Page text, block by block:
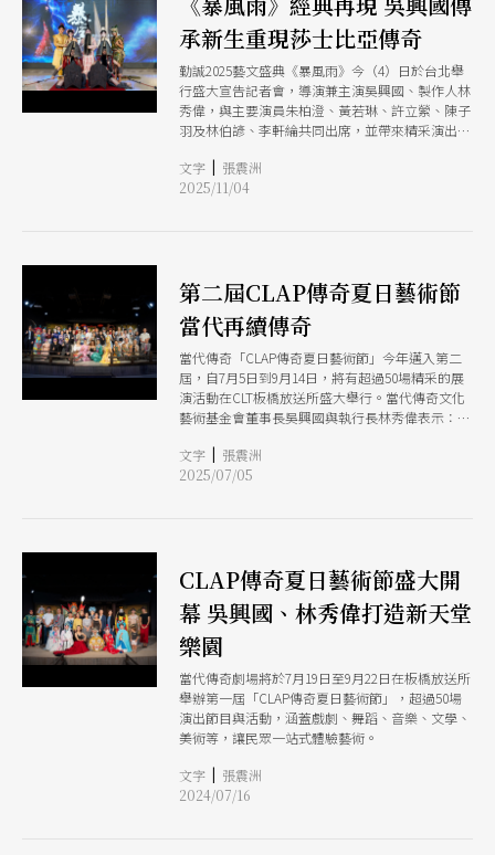
承新生重現莎士比亞傳奇
勤誠2025藝文盛典《暴風雨》今（4）日於台北舉
行盛大宣告記者會，導演兼主演吳興國、製作人林
秀偉，與主要演員朱柏澄、黃若琳、許立縈、陳子
羽及林伯諺、李軒綸共同出席，並帶來精采演出片
場。
文字 | 張震洲
2025/11/04
第二屆CLAP傳奇夏日藝術節
當代再續傳奇
當代傳奇「CLAP傳奇夏日藝術節」今年邁入第二
屆，自7月5日到9月14日，將有超過50場精采的展
演活動在CLT板橋放送所盛大舉行。當代傳奇文化
藝術基金會董事長吳興國與執行長林秀偉表示：
我們深深感受到，要打造一個理想的藝術舞台的重
要性，可以提供共享功能跟人才培育的文化生態園
秀偉透露，因為連續兩年成功舉行藝術節：「明年
已經有義大利、美國、捷克、還有日本的藝術家，
希望能夠來這邊共襄盛舉，讓我們一起以藝術來永
文化續來達到人類的和諧、促進世界的和平。」
文字 | 張震洲
2025/07/05
CLAP傳奇夏日藝術節盛大開
幕 吳興國、林秀偉打造新天堂
樂園
當代傳奇劇場將於7月19日至9月22日在板橋放送所
舉辦第一屆「CLAP傳奇夏日藝術節」，超過50場
演出節目與活動，涵蓋戲劇、舞蹈、音樂、文學、
美術等，讓民眾一站式體驗藝術。
文字 | 張震洲
2024/07/16